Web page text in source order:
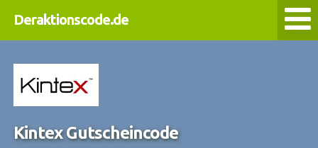
Deraktionscode.de
Kintex Gutscheincode